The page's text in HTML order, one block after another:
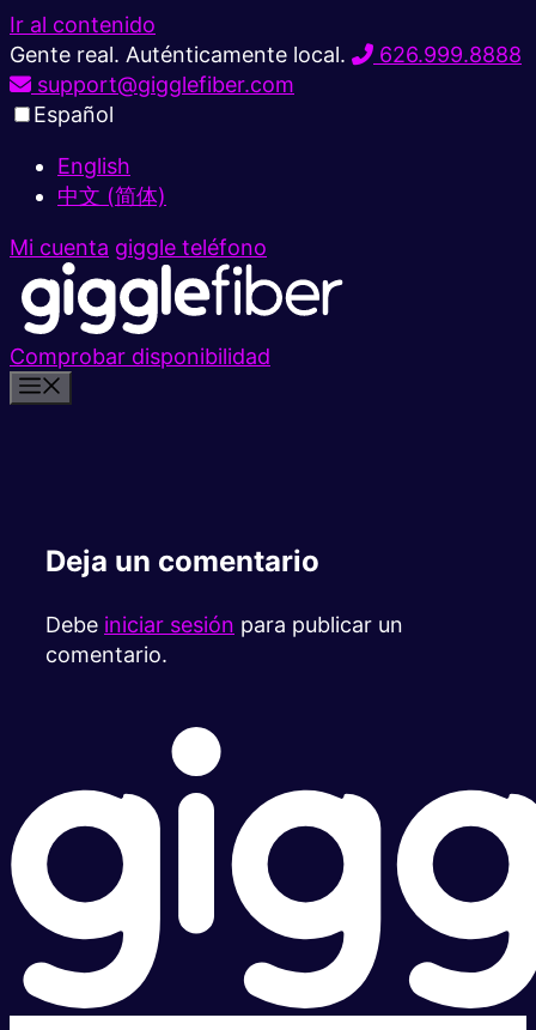
Ir al contenido
Gente real. Auténticamente local.
626.999.8888
support@gigglefiber.com
Español
English
中文 (简体)
Mi cuenta giggle teléfono
Comprobar disponibilidad
Deja un comentario
Debe iniciar sesión para publicar un
comentario.